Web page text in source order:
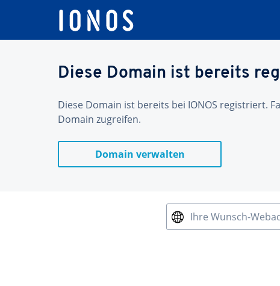
Diese Domain ist bereits
Diese Domain ist bereits bei IONOS registriert.
Domain zugreifen.
Domain verwalten
Ihre Wunsch-